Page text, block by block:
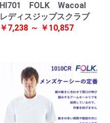
HI701 FOLK Wacoal
レディスジップスクラブ
￥7,238 ～ ￥10,857